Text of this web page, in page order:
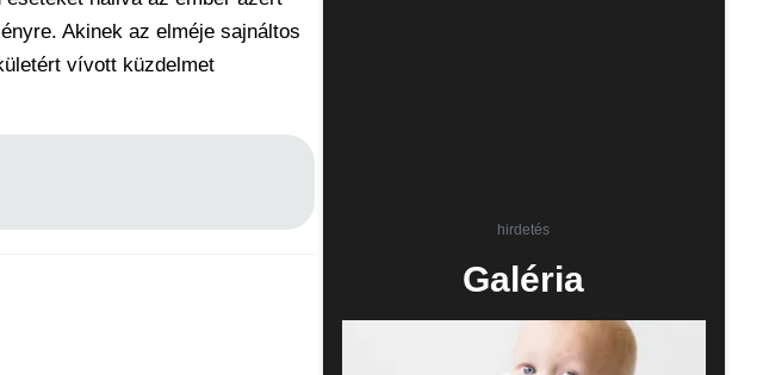
Akinek az elméje sajnáltos
vívott küzdelmet
hirdetés
Galéria